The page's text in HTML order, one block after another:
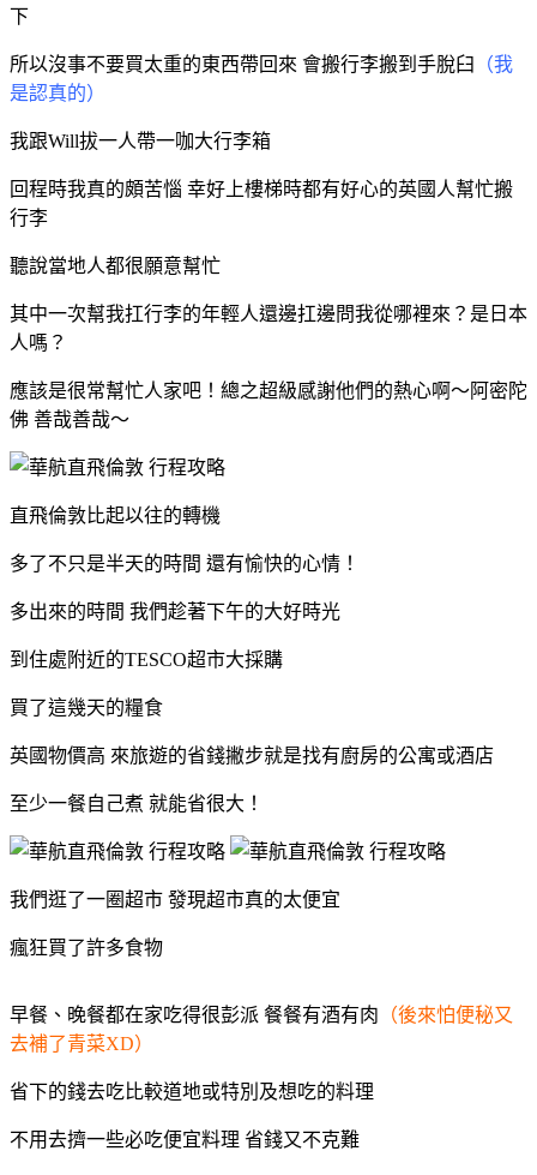
下
所以沒事不要買太重的東西帶回來 會搬行李搬到手脫臼
（我
是認真的）
我跟Will拔一人帶一咖大行李箱
回程時我真的頗苦惱 幸好上樓梯時都有好心的英國人幫忙搬
行李
聽說當地人都很願意幫忙
其中一次幫我扛行李的年輕人還邊扛邊問我從哪裡來？是日本
人嗎？
應該是很常幫忙人家吧！總之超級感謝他們的熱心啊～阿密陀
佛 善哉善哉～
直飛倫敦比起以往的轉機
多了不只是半天的時間 還有愉快的心情！
多出來的時間 我們趁著下午的大好時光
到住處附近的TESCO超市大採購
買了這幾天的糧食
英國物價高 來旅遊的省錢撇步就是找有廚房的公寓或酒店
至少一餐自己煮 就能省很大！
我們逛了一圈超市 發現超市真的太便宜
瘋狂買了許多食物
早餐、晚餐都在家吃得很彭派 餐餐有酒有肉 （後來怕便秘又
去補了青菜XD）
省下的錢去吃比較道地或特別及想吃的料理
不用去擠一些必吃便宜料理 省錢又不克難